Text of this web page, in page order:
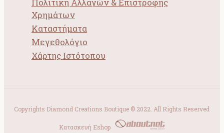
Πολιτική Αλλαγών & Επιστροφής
Χρημάτων
Καταστήματα
Μεγεθολόγιο
Χάρτης Ιστότοπου
Copyrights Diamond Creations Boutique © 2022. All Rights Reserved
Κατασκευή Eshop